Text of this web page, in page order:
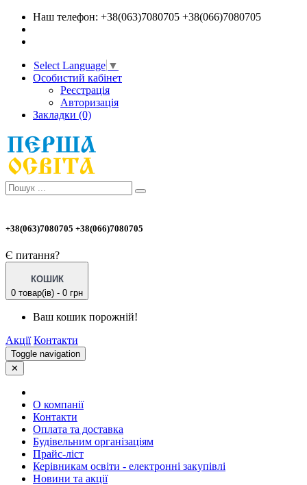
Наш телефон: +38(063)7080705 +38(066)7080705
Select Language ▼
Особистий кабінет
Реєстрація
Авторизація
Закладки (0)
+38(063)7080705 +38(066)7080705
Є питання?
КОШИК
0 товар(ів) - 0 грн
Ваш кошик порожній!
Акції Контакти
Toggle navigation
✕
О компанії
Контакти
Оплата та доставка
Будівельним організаціям
Прайс-ліст
Керівникам освіти - електронні закупівлі
Новини та акції